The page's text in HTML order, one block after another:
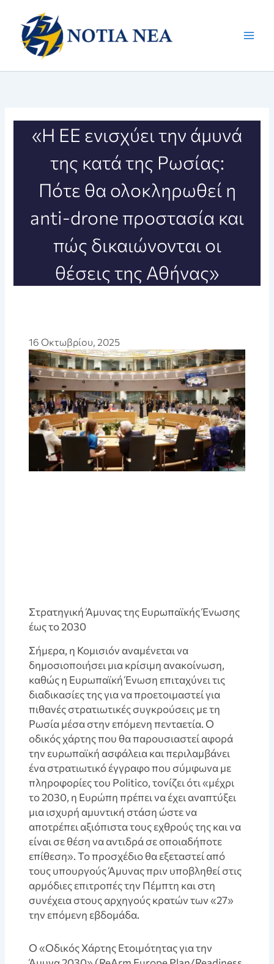
περιεχόμενο
«Η ΕΕ ενισχύει την άμυνά
της κατά της Ρωσίας:
Πότε θα ολοκληρωθεί η
anti-drone προστασία και
πώς δικαιώνονται οι
θέσεις της Αθήνας»
16 Οκτωβρίου, 2025
Στρατηγική Άμυνας της Ευρωπαϊκής Ένωσης
έως το 2030
Σήμερα, η Κομισιόν αναμένεται να
δημοσιοποιήσει μια κρίσιμη ανακοίνωση,
καθώς η Ευρωπαϊκή Ένωση επιταχύνει τις
διαδικασίες της για να προετοιμαστεί για
πιθανές στρατιωτικές συγκρούσεις με τη
Ρωσία μέσα στην επόμενη πενταετία. Ο
οδικός χάρτης που θα παρουσιαστεί αφορά
την ευρωπαϊκή ασφάλεια και περιλαμβάνει
ένα στρατιωτικό έγγραφο που σύμφωνα με
πληροφορίες του Politico, τονίζει ότι «μέχρι
το 2030, η Ευρώπη πρέπει να έχει αναπτύξει
μια ισχυρή αμυντική στάση ώστε να
αποτρέπει αξιόπιστα τους εχθρούς της και να
είναι σε θέση να αντιδρά σε οποιαδήποτε
επίθεση». Το προσχέδιο θα εξεταστεί από
τους υπουργούς Άμυνας πριν υποβληθεί στις
αρμόδιες επιτροπές την Πέμπτη και στη
συνέχεια στους αρχηγούς κρατών των «27»
την επόμενη εβδομάδα.
Ο «Οδικός Χάρτης Ετοιμότητας για την